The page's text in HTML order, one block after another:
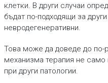
клетки. В други случаи
бъдат по-подходящи за
невродегенеративни.
Това може да доведе до по-
механизма терапия не само
при други патологии.